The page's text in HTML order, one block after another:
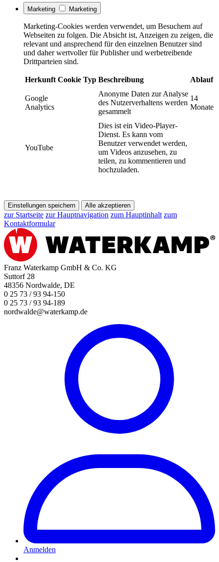
Marketing Marketing
Marketing-Cookies werden verwendet, um Besuchern auf
Webseiten zu folgen. Die Absicht ist, Anzeigen zu zeigen, die
relevant und ansprechend für den einzelnen Benutzer sind
und daher wertvoller für Publisher und werbetreibende
Drittparteien sind.
Herkunft Cookie Typ Beschreibung Ablauf
Google
Analytics
Anonyme Daten zur Analyse
des Nutzerverhaltens werden
gesammelt
14
Monate
YouTube
Dies ist ein Video-Player-
Dienst. Es kann vom
Benutzer verwendet werden,
um Videos anzusehen, zu
teilen, zu kommentieren und
hochzuladen.
Einstellungen speichern Alle akzeptieren
zur Startseite zur Hauptnavigation zum Hauptinhalt zum
Kontaktformular
Franz Waterkamp GmbH & Co. KG
Suttorf 28
48356 Nordwalde, DE
0 25 73 / 93 94-150
0 25 73 / 93 94-189
nordwalde@waterkamp.de
Anmelden